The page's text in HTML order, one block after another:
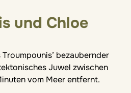
und Chloe
bezaubernder
Juwel zwischen
vom Meer entfernt.